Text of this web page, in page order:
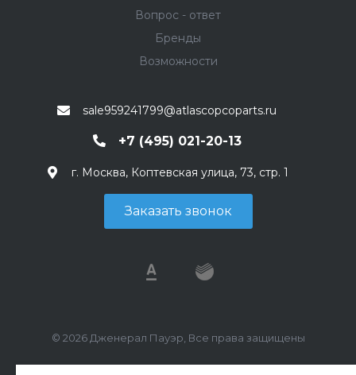
Вопрос - ответ
Бренды
Возможности
sale959241799@atlascopcoparts.ru
+7 (495) 021-20-13
г. Москва, Коптевская улица, 73, стр. 1
Заказать звонок
© 2026 Дженерал Пауэр, Все права защищены